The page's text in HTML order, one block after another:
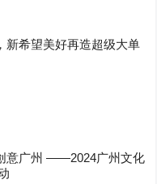
新希望美好再造超级大单
意广州 ——2024广州文化